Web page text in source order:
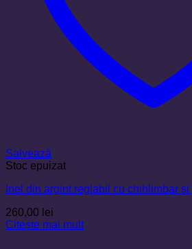
Salvează
Stoc epuizat
Inel din argint reglabil cu chihlimbar
260,00 lei
Citește mai mult